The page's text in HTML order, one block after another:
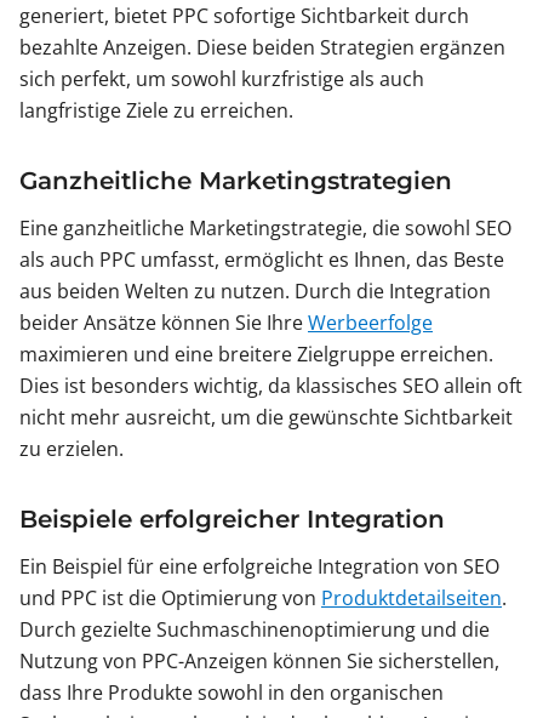
generiert, bietet PPC sofortige Sichtbarkeit durch
bezahlte Anzeigen. Diese beiden Strategien ergänzen
sich perfekt, um sowohl kurzfristige als auch
langfristige Ziele zu erreichen.
Ganzheitliche Marketingstrategien
Eine ganzheitliche Marketingstrategie, die sowohl SEO
als auch PPC umfasst, ermöglicht es Ihnen, das Beste
aus beiden Welten zu nutzen. Durch die Integration
beider Ansätze können Sie IhreWerbeerfolge
maximieren und eine breitere Zielgruppe erreichen.
Dies ist besonders wichtig, da klassisches SEO allein oft
nicht mehr ausreicht, um die gewünschte Sichtbarkeit
zu erzielen.
Beispiele erfolgreicher Integration
Ein Beispiel für eine erfolgreiche Integration von SEO
und PPC ist die Optimierung von Produktdetailseiten.
Durch gezielte Suchmaschinenoptimierung und die
Nutzung von PPC-Anzeigen können Sie sicherstellen,
dass Ihre Produkte sowohl in den organischen